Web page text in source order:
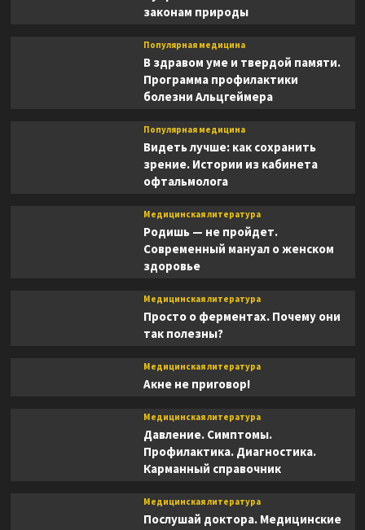
законам природы
Популярная медицина
В здравом уме и твердой памяти.
Программа профилактики
болезни Альцгеймера
Популярная медицина
Видеть лучше: как сохранить
зрение. Истории из кабинета
офтальмолога
Медицинская литература
Родишь — не пройдет.
Современный мануал о женском
здоровье
Медицинская литература
Просто о ферментах. Почему они
так полезны?
Медицинская литература
Акне не приговор!
Медицинская литература
Давление. Симптомы.
Профилактика. Диагностика.
Карманный справочник
Медицинская литература
Послушай доктора. Медицинские